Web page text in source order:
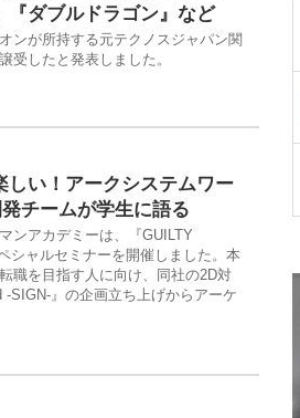
ダブルドラゴン』など
ンが所持する元テクノスジャパン関
受したと発表しました。
しい！アークシステムワー
チームが学生に語る
ンアカデミーは、『GUILTY
シャルセミナーを開催しました。本
職を目指す人に向け、同社の2D対
SIGN-』の企画立ち上げからアーケ